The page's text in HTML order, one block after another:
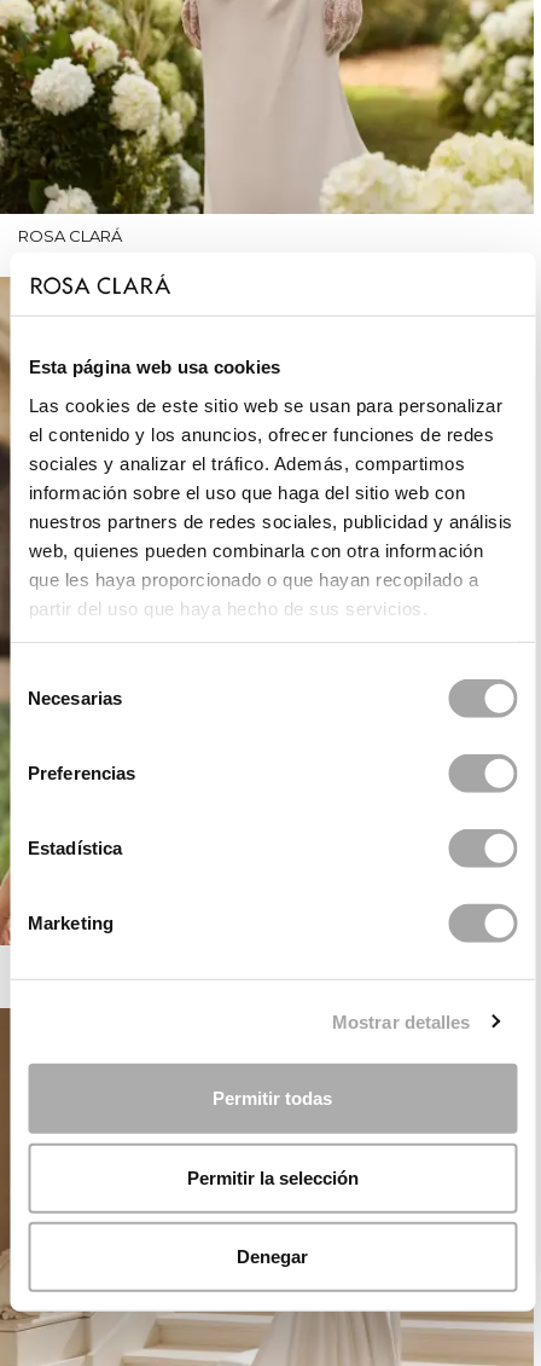
Esta página web usa cookies
Las cookies de este sitio web se usan para personalizar
el contenido y los anuncios, ofrecer funciones de redes
sociales y analizar el tráfico. Además, compartimos
información sobre el uso que haga del sitio web con
nuestros partners de redes sociales, publicidad y análisis
web, quienes pueden combinarla con otra información
que les haya proporcionado o que hayan recopilado a
partir del uso que haya hecho de sus servicios.
de Necesarias
Preferencias
Estadística
Marketing
Mostrar detalles
Permitir todas
Permitir la selección
Denegar
ROSA CLARÁ